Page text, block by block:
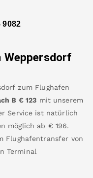
9082
Weppersdorf
zum Flughafen
B € 123 mit unserem
Service ist natürlich
möglich ab € 196.
Flughafentransfer von
Terminal